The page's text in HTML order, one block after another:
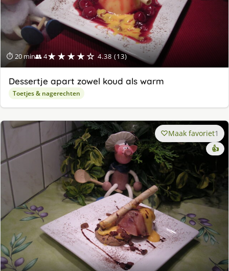
⏱ 20 min👥 4★★★★☆ 4.38 (13)
Dessertje apart zowel koud als warm
Toetjes & nagerechten
Maak favoriet1
👍